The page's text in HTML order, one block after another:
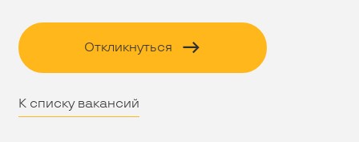
Откликнуться
К списку вакансий